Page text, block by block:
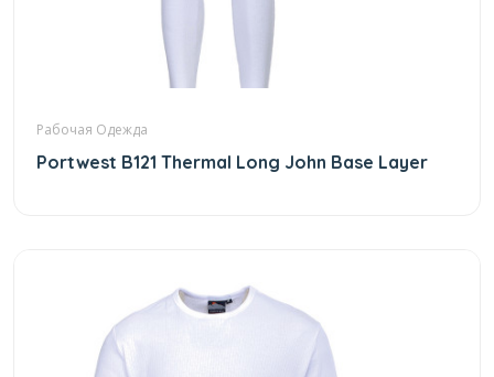
Рабочая Одежда
Portwest B121 Thermal Long John Base Layer